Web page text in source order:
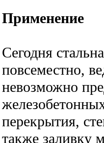
Применение
Сегодня
повсеместно,
невозможно
перекрытия,
также заливку